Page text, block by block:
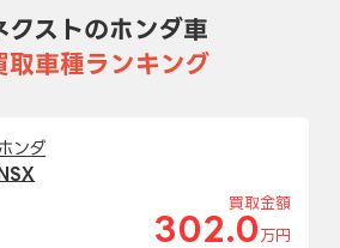
クストのホンダ車
取車種ランキング
ホンダ
NSX
買取金額
302.0 万円